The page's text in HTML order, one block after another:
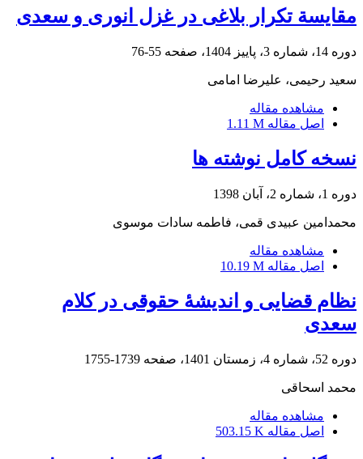
مقایسة تکرار بلاغی در غزل انوری و سعدی
دوره 14، شماره 3، پاییز 1404، صفحه 55-76
سعید رحیمی، علیرضا امامی
مشاهده مقاله
اصل مقاله 1.11 M
نسخه کامل نوشته ها
دوره 1، شماره 2، آبان 1398
محمدامین عبیدی قمی، فاطمه سادات موسوی
مشاهده مقاله
اصل مقاله 10.19 M
نظام قضایی و اندیشۀ حقوقی در کلام
سعدی
دوره 52، شماره 4، زمستان 1401، صفحه 1739-1755
محمد اسحاقی
مشاهده مقاله
اصل مقاله 503.15 K